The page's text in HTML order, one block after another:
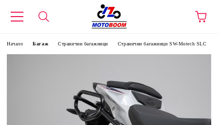
Начало Багаж Странични багажници Странични багажници SW-Motech SLC